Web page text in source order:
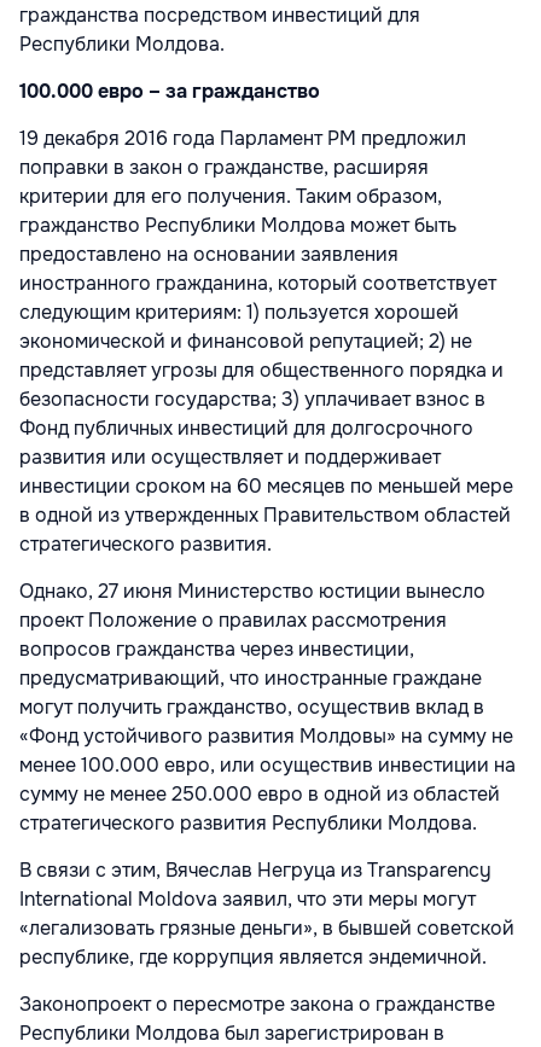
гражданства посредством инвестиций для
Республики Молдова.
100.000 евро – за гражданство
19 декабря 2016 года Парламент РМ предложил
поправки в закон о гражданстве, расширяя
критерии для его получения. Таким образом,
гражданство Республики Молдова может быть
предоставлено на основании заявления
иностранного гражданина, который соответствует
следующим критериям: 1) пользуется хорошей
экономической и финансовой репутацией; 2) не
представляет угрозы для общественного порядка и
безопасности государства; 3) уплачивает взнос в
Фонд публичных инвестиций для долгосрочного
развития или осуществляет и поддерживает
инвестиции сроком на 60 месяцев по меньшей мере
в одной из утвержденных Правительством областей
стратегического развития.
Однако, 27 июня Министерство юстиции вынесло
проект Положение о правилах рассмотрения
вопросов гражданства через инвестиции,
предусматривающий, что иностранные граждане
могут получить гражданство, осуществив вклад в
«Фонд устойчивого развития Молдовы» на сумму не
менее 100.000 евро, или осуществив инвестиции на
сумму не менее 250.000 евро в одной из областей
стратегического развития Республики Молдова.
В связи с этим, Вячеслав Негруца из Transparency
International Moldova заявил, что эти меры могут
«легализовать грязные деньги», в бывшей советской
республике, где коррупция является эндемичной.
Законопроект о пересмотре закона о гражданстве
Республики Молдова был зарегистрирован в